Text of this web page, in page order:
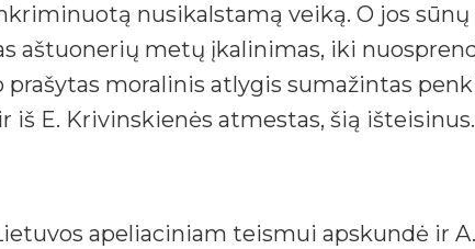
nusikalstamą veiką. O jos
aštuonerių metų įkalinimas, iki
moralinis atlygis sumažintas
E. Krivinskienės atmestas, šią išteisinus.
apeliaciniam teismui apskundė ir